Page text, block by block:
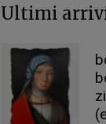
Ultimi